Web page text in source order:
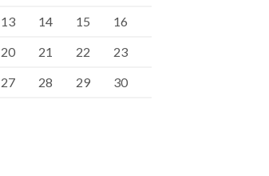
13 14 15
16
20 21 22
23
27 28 29
30